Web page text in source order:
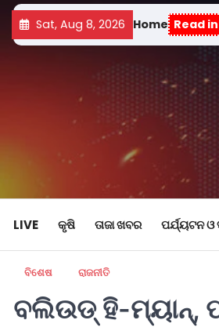
Sat, Aug 8, 2026 Home Read
LIVE କୃଷି ତାଜା ଖବର ପର୍ଯ୍ୟଟନ ଓ
ବିଶେଷ ରାଜନୀତି
ବଲିଉଡ୍ ହି-ମ୍ୟାନ୍‌,